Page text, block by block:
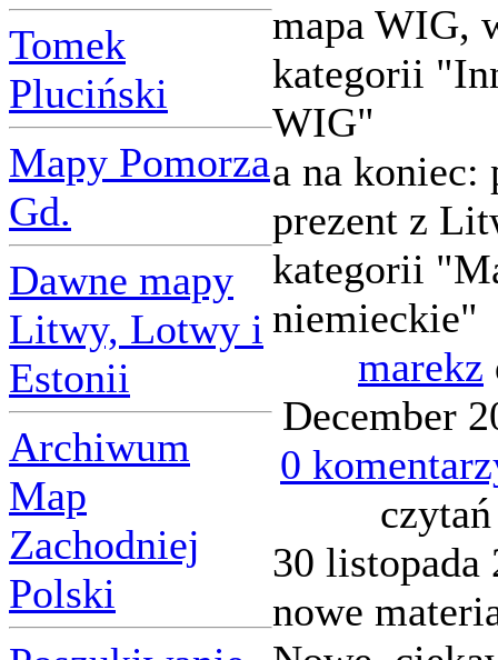
Tomek
Pluciński
Mapy Pomorza
Gd.
Dawne mapy
Litwy, Lotwy i
Estonii
Archiwum
Map
Zachodniej
Polski
mapa WIG,
kategorii
WIG"
a na koniec:
prezent z
kategorii
niemieckie"
marekz
December
0
czytań
30 listopada
nowe